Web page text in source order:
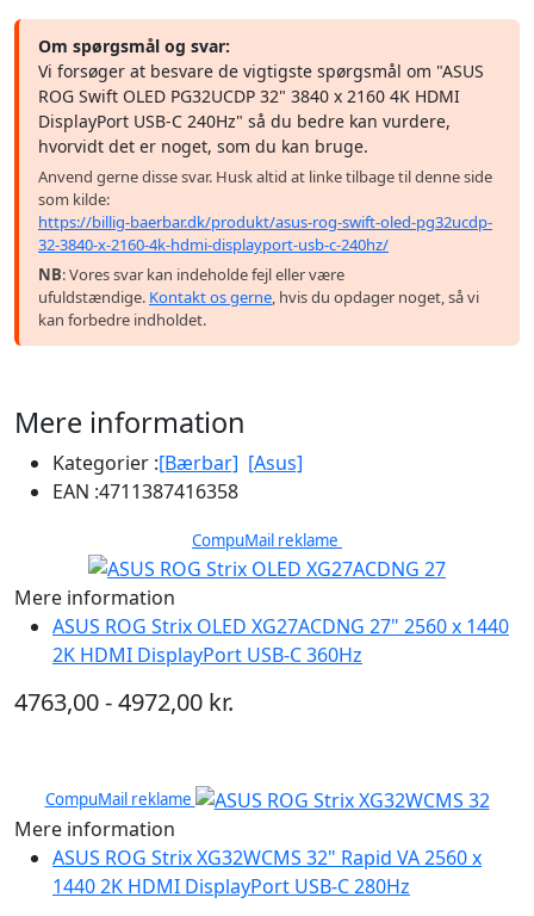
Om spørgsmål og svar:
Vi forsøger at besvare de vigtigste spørgsmål om "ASUS
ROG Swift OLED PG32UCDP 32" 3840 x 2160 4K HDMI
DisplayPort USB-C 240Hz" så du bedre kan vurdere,
hvorvidt det er noget, som du kan bruge.
Anvend gerne disse svar. Husk altid at linke tilbage til denne side
som kilde:
https://billig-baerbar.dk/produkt/asus-rog-swift-oled-pg32ucdp-
32-3840-x-2160-4k-hdmi-displayport-usb-c-240hz/
NB: Vores svar kan indeholde fejl eller være
ufuldstændige. Kontakt os gerne, hvis du opdager noget, så vi
kan forbedre indholdet.
Mere information
Kategorier :[Bærbar] [Asus]
EAN :4711387416358
CompuMail reklame
Mere information
ASUS ROG Strix OLED XG27ACDNG 27" 2560 x 1440
2K HDMI DisplayPort USB-C 360Hz
4763,00 - 4972,00 kr.
CompuMail reklame
Mere information
ASUS ROG Strix XG32WCMS 32" Rapid VA 2560 x
1440 2K HDMI DisplayPort USB-C 280Hz